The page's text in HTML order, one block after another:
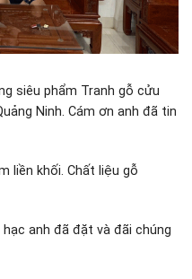
siêu phẩm Tranh gỗ cửu
Ninh. Cám ơn anh đã tin
liền khối. Chất liệu gỗ
anh đã đặt và đãi chúng